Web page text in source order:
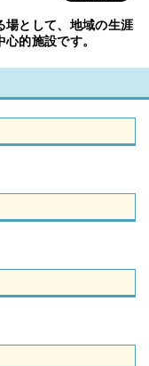
場として、地域の生涯
的施設です。